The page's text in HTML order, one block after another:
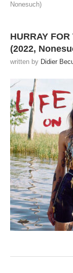
Nonesuch)
HURRAY
(2022,
written by Didier